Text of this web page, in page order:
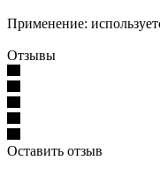
Применение:
Отзывы
Оставить отзыв